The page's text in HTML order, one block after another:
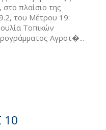
στο πλαίσιο της
του Μέτρου 19:
Τοπικών
Αγροτ�...